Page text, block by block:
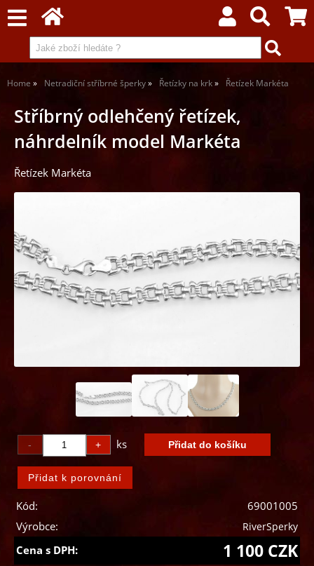
Home Netradiční stříbrné šperky Řetízky na krk Řetízek Markéta
Stříbrný odlehčený řetízek,
náhrdelník model Markéta
Řetízek Markéta
ks
Kód:
69001005
Výrobce:
RiverSperky
Cena s DPH: 1 100 CZK